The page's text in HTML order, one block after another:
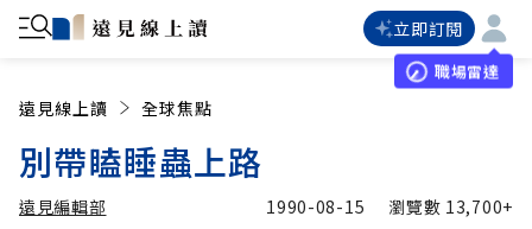
立即訂閱
職場雷達
遠見線上讀 全球焦點
別帶瞌睡蟲上路
遠見編輯部 1990-08-15 瀏覽數 13,700+